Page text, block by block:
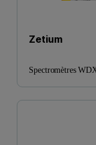
Zetium
Spectromètres